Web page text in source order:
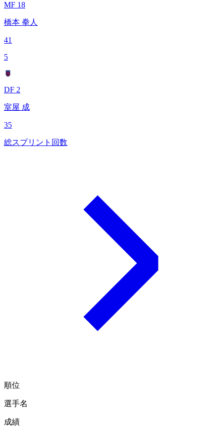
MF 18
橋本 拳人
41
5
DF 2
室屋 成
35
総スプリント回数
順位
選手名
成績